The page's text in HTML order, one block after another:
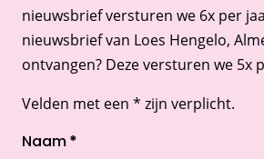
nieuwsbrief versturen we 6x per
nieuwsbrief van Loes Hengelo,
ontvangen? Deze versturen we 5x
Velden met een * zijn verplicht.
Naam *